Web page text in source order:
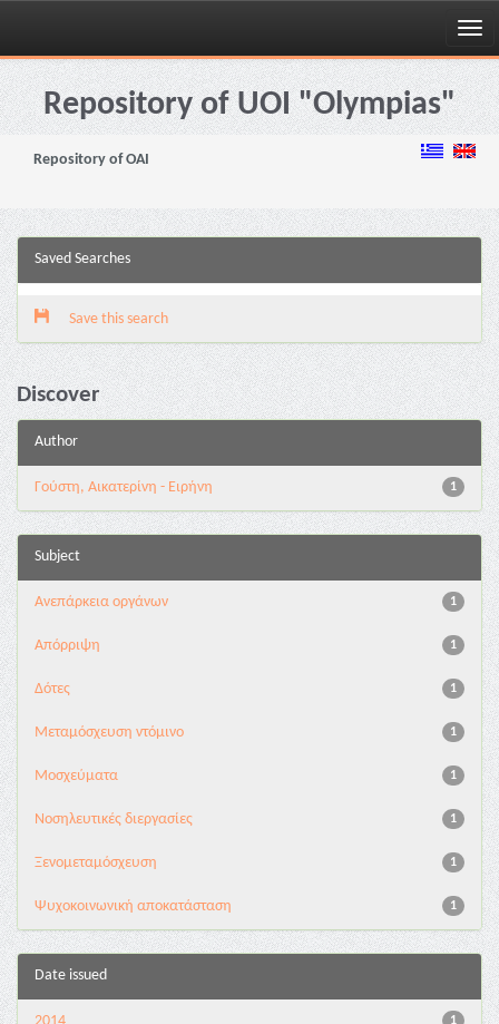
Skip
navigationRepository of UOI "Olympias"
Repository of OAI
Saved Searches
Save this search
Discover
Author
1
Γούστη, Αικατερίνη - Ειρήνη
Subject
1
Ανεπάρκεια οργάνων
1
Απόρριψη
1
Δότες
1
Μεταμόσχευση ντόμινο
1
Μοσχεύματα
1
Νοσηλευτικές διεργασίες
1
Ξενομεταμόσχευση
1
Ψυχοκοινωνική αποκατάσταση
Date issued
1